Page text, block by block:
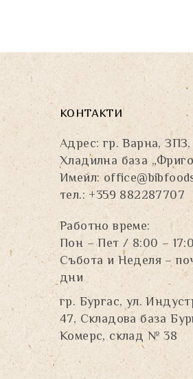
КОНТАКТИ
Адрес: гр. Варна, ЗПЗ,
Хладилна база
Имейл:
тел.: +359 882287707
Работно време:
Пон – Пет / 8:00 –
Събота и Неделя –
дни
гр. Бургас, ул.
47, Складова база
Комерс, склад № 38